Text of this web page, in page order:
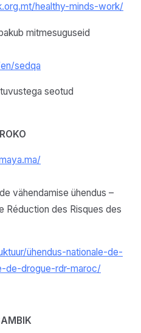
healthy-minds-work/
mitmesuguseid
sedqa
seotud
vähendamise ühendus –
Réduction des Risques des
ühendus-nationale-de-
de-drogue-rdr-maroc/